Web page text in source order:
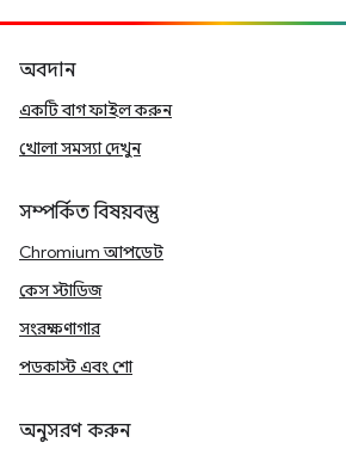
অবদান
একটি বাগ ফাইল করুন
খোলা সমস্যা দেখুন
সম্পর্কিত বিষয়বস্তু
Chromium আপডেট
কেস স্টাডিজ
সংরক্ষণাগার
পডকাস্ট এবং শো
অনুসরণ করুন